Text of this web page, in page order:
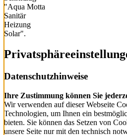
Datenschutzhinweise
Ihre Zustimmung können Sie
Wir verwenden auf dieser Webseite
Technologien, um Ihnen ein
bieten. Sie können das Setzen von
unsere Seite nur mit den technisch